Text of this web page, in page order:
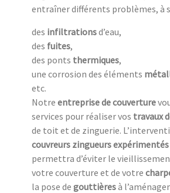
entraîner différents problèmes, à
des infiltrationsd’eau,
des fuites,
des ponts thermiques,
une corrosion des éléments
etc.
Notre entreprise de couverture
services pour réaliser vos travaux
de toit et de zinguerie.
couvreurs zingueurs expérimentés
permettra d’éviter le
votre couverture et de votre
la pose de gouttièresà